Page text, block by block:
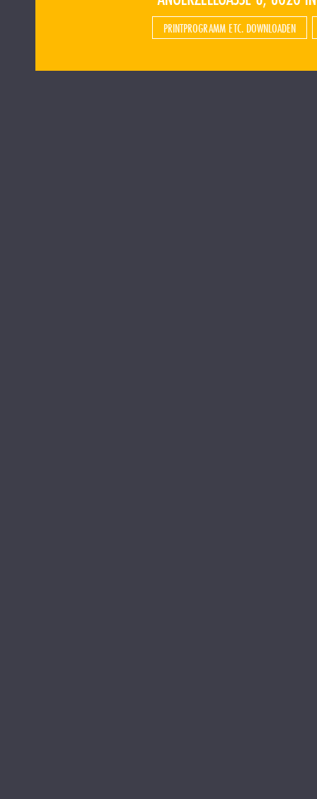
PRINTPROGRAMM ETC. DOWNLOADEN